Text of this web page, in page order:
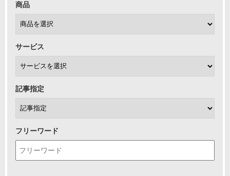
商品
サービス
記事指定
フリーワード